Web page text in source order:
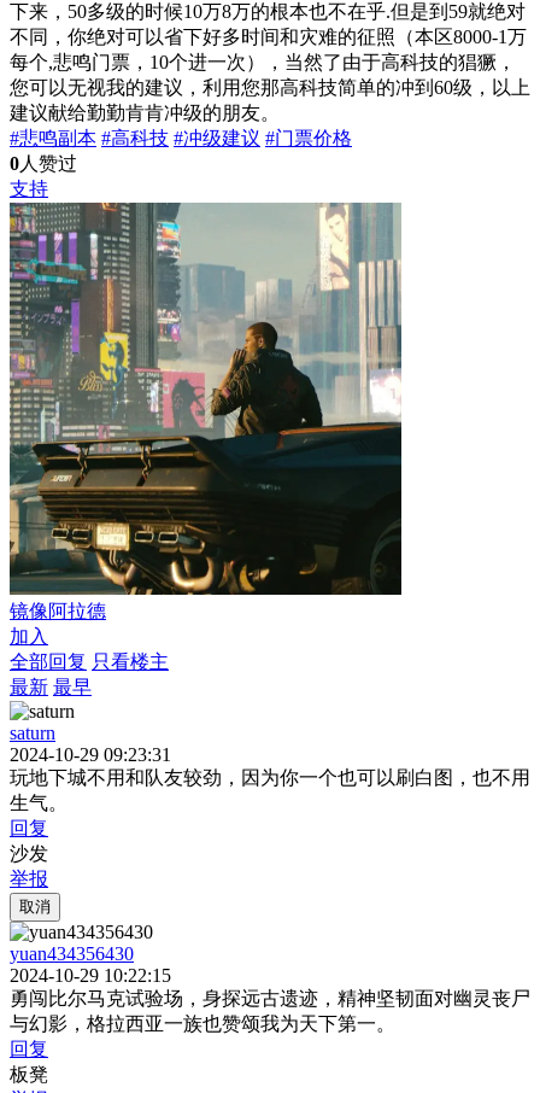
下来，50多级的时候10万8万的根本也不在乎.但是到59就绝对
不同，你绝对可以省下好多时间和灾难的征照（本区8000-1万
每个,悲鸣门票，10个进一次），当然了由于高科技的猖獗，
您可以无视我的建议，利用您那高科技简单的冲到60级，以上
建议献给勤勤肯肯冲级的朋友。
#悲鸣副本 #高科技 #冲级建议 #门票价格
0人赞过
支持
镜像阿拉德
加入
全部回复 只看楼主
最新 最早
saturn
2024-10-29 09:23:31
玩地下城不用和队友较劲，因为你一个也可以刷白图，也不用
生气。
回复
沙发
举报
取消
yuan434356430
2024-10-29 10:22:15
勇闯比尔马克试验场，身探远古遗迹，精神坚韧面对幽灵丧尸
与幻影，格拉西亚一族也赞颂我为天下第一。
回复
板凳